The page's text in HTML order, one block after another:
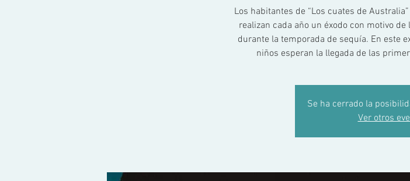
Los habitantes de “Los cuates de
realizan cada año un éxodo con motivo
durante la temporada de sequía. En este
niños esperan la llegada de las
Se ha cerrado la
Ver otros